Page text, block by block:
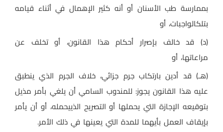
بممارسة طب الأسنان أو أنه كثير الإهمال في أثناء قيامه
بتلكالواجبات، أو
)د) قد خالف بإصرار أحكام هذا القانون، أو تخلف عن
مراعاتها، أو
(هـ) قد أدين بارتكاب جرم جزائي، خلاف الجرم الذي ينطبق
عليه هذا القانون يجوز: للمندوب السامي أن يلغي بأمر مذيل
بتوقيعه الإجازة التي يحملها أو التصريح الذييحمله، أو أن يأمر
بإيقاف العمل بأيهما للمدة التي يعينها في ذلك الأمر.